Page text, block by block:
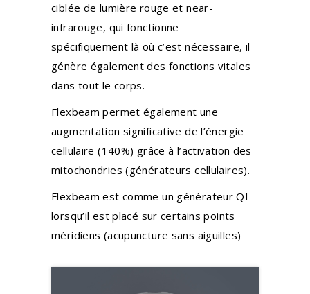
ciblée de lumière rouge et near-
infrarouge, qui fonctionne
spécifiquement là où c’est nécessaire, il
génère également des fonctions vitales
dans tout le corps.
Flexbeam permet également une
augmentation significative de l’énergie
cellulaire (140%) grâce à l’activation des
mitochondries (générateurs cellulaires).
Flexbeam est comme un générateur QI
lorsqu’il est placé sur certains points
méridiens (acupuncture sans aiguilles)